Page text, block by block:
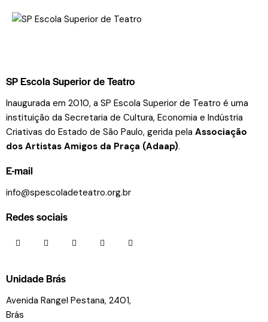
SP Escola Superior de Teatro
Inaugurada em 2010, a SP Escola Superior de Teatro é uma
instituição da Secretaria de Cultura, Economia e Indústria
Criativas do Estado de São Paulo, gerida pela Associação
dos Artistas Amigos da Praça (Adaap).
E-mail
info@spescoladeteatro.org.br
Redes sociais
Unidade Brás
Avenida Rangel Pestana, 2401,
Brás